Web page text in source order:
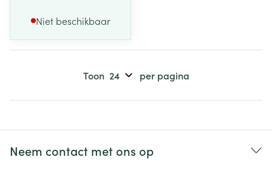
Niet beschikbaar
Toon per pagina
Neem contact met ons op